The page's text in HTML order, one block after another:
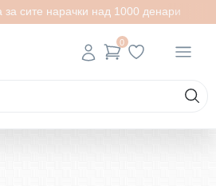
сите нарачки над 1000 денари
0